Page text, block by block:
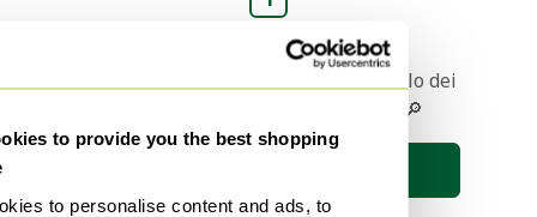
to provide you the best shopping
to personalise content and ads, to
Ricevere una notifica quando l'articolo dei
vostri sogni viene messo online 🔎